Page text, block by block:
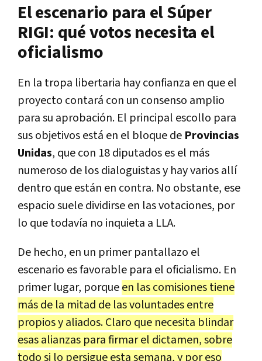
El escenario para el Súper
RIGI: qué votos necesita el
oficialismo
En la tropa libertaria hay confianza en que el
proyecto contará con un consenso amplio
para su aprobación. El principal escollo para
sus objetivos está en el bloque de Provincias
Unidas, que con 18 diputados es el más
numeroso de los dialoguistas y hay varios allí
dentro que están en contra. No obstante, ese
espacio suele dividirse en las votaciones, por
lo que todavía no inquieta a LLA.
De hecho, en un primer pantallazo el
escenario es favorable para el oficialismo. En
primer lugar, porqueen las comisiones tiene
más de la mitad de las voluntades entre
propios y aliados. Claro que necesita blindar
esas alianzas para firmar el dictamen, sobre
todo si lo persigue esta semana, y por eso